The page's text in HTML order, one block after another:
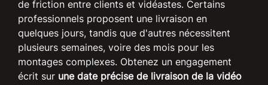
de friction entre clients et vidéastes. Certains
professionnels proposent une livraison en
quelques jours, tandis que d'autres nécessitent
plusieurs semaines, voire des mois pour les
montages complexes. Obtenez un engagement
écrit sur une date précise de livraison de la vidéo